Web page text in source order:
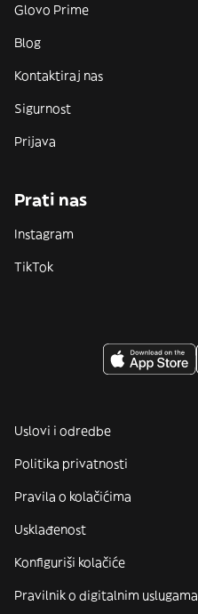
Glovo Prime
Blog
Kontaktiraj nas
Sigurnost
Prijava
Prati nas
Instagram
TikTok
Uslovi i odredbe
Politika privatnosti
Pravila o kolačićima
Usklađenost
Konfiguriši kolačiće
Pravilnik o digitalnim uslugama